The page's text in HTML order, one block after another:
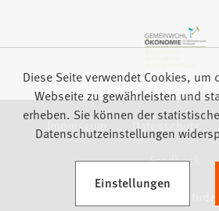
Impressum Datenschutz
Feedback
Diese Seite verwendet Cookies, um
Webseite zu gewährleisten und
erheben. Sie können der
Datenschutzeinstellungen
Einstellungen
(Öffnet in einem neuen Tab)